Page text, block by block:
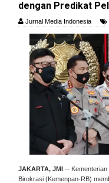
dengan Predikat
Jurnal Media Indonesia
JAKARTA, JMI --
Birokrasi (Kemenpan-RB)